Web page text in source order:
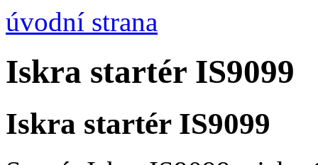
úvodní strana
Iskra startér IS9099
Iskra startér IS9099